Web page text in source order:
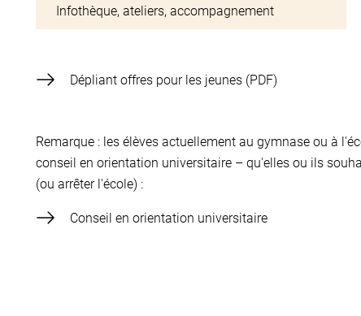
Infothèque, ateliers, accompagnement
Dépliant offres pour les jeunes
Remarque : les élèves actuellement au gymnase ou à
conseil en orientation universitaire – qu'elles ou ils
(ou arrêter l'école) :
Conseil en orientation universitaire